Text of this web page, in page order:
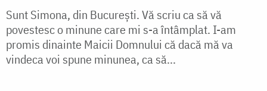
Sunt Simona, din București. Vă scriu ca să vă
povestesc o minune care mi s-a întâmplat. I-am
promis dinainte Maicii Domnului că dacă mă va
vindeca voi spune minunea, ca să...